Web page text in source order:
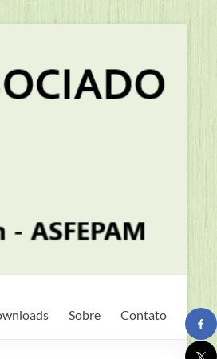
Sobre Contato